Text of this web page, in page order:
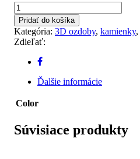
množstvo
CAROUSSEL
-
GOLDBLUE
Pridať do košíka
Kategória: 3D ozdoby, kamienky,
Zdieľať:
Ďalšie informácie
Color
Súvisiace produkty